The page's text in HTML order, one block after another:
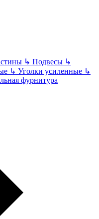
↳ Подвесы ↳
↳ Уголки усиленные ↳
фурнитура